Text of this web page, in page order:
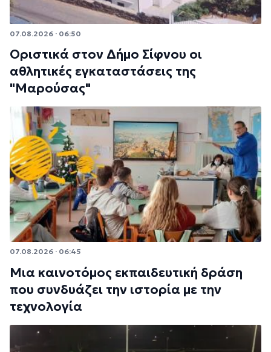
07.08.2026 · 06:50
Οριστικά στον Δήμο Σίφνου οι
αθλητικές εγκαταστάσεις της
"Μαρούσας"
07.08.2026 · 06:45
Μια καινοτόμος εκπαιδευτική δράση
που συνδυάζει την ιστορία με την
τεχνολογία